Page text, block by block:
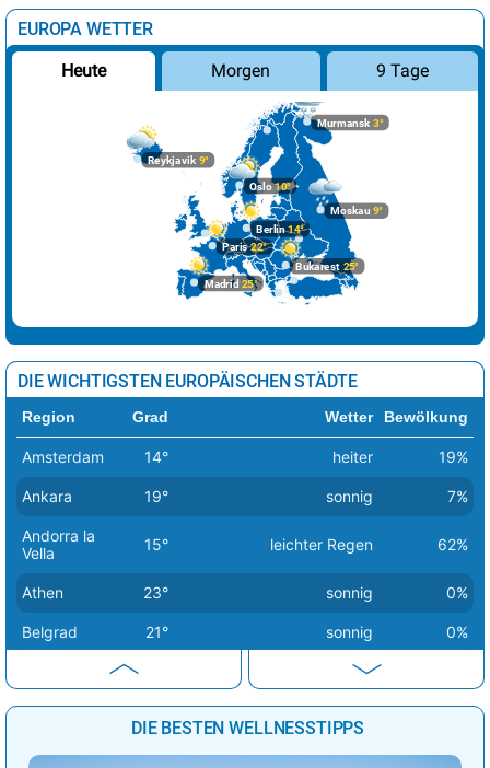
EUROPA WETTER
Heute Morgen 9 Tage
Bukarest25°
Reykjavik 9°
Murmansk 3°
Madrid 25°
Berlin14°
Paris22°
Oslo10°
Moskau 9°
DIE WICHTIGSTEN EUROPÄISCHEN STÄDTE
Region Grad Wetter Bewölkung
Amsterdam 14° heiter 19%
Ankara 19° sonnig 7%
Andorra la
Vella
15° leichter Regen 62%
Athen 23° sonnig 0%
Belgrad 21° sonnig 0%
sonnig
Bern 20° sonnig 2%
DIE BESTEN WELLNESSTIPPS